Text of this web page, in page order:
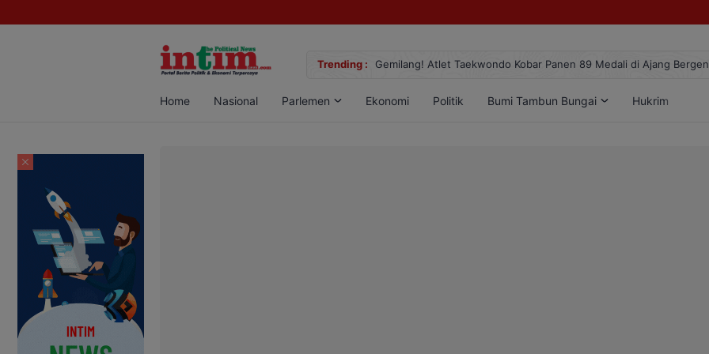
Trending :
Sabu di Pangkalan Bun, Dua Pelaku Diamankan Gemilang! Atlet Taekwondo Kobar Panen 89 Medali di Ajang
Home Nasional Parlemen Ekonomi Politik Bumi Tambun Bungai Hukrim